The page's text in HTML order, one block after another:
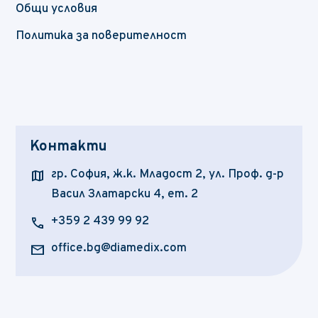
Общи условия
Политика за поверителност
Контакти
map гр. София, ж.к. Младост 2, ул. Проф. д-р
Васил Златарски 4, ет. 2
call +359 2 439 99 92
mail office.bg@diamedix.com